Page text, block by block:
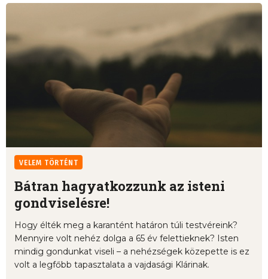
VELEM TÖRTÉNT
Bátran hagyatkozzunk az isteni
gondviselésre!
Hogy élték meg a karantént határon túli testvéreink?
Mennyire volt nehéz dolga a 65 év felettieknek? Isten
mindig gondunkat viseli – a nehézségek közepette is ez
volt a legfőbb tapasztalata a vajdasági Klárinak.